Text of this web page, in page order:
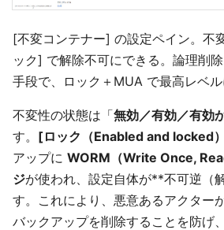
[不変コンテナー] の設定ペイン。不
ック] で解除不可にできる。論理削
手段で、ロック＋MUA で最高レベル
不変性の状態は「無効／有効／有効
す。 [ロック（Enabled and locked
アップに WORM（Write Once,
ジが使われ、設定自体が**不可逆（
す。これにより、悪意あるアクター
バックアップを削除することを防げ